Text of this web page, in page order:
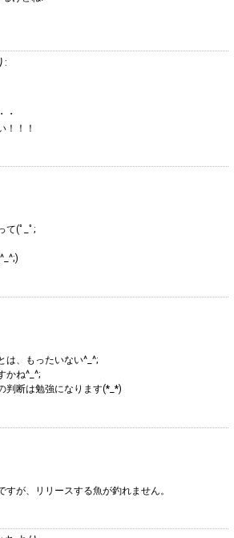
:
・
！！！
て(ﾟ_ﾟ;
は、もったいない^_^;
かね^_^;
判断は勉強になります(*_*)
すが、リリースする魚が釣れません。